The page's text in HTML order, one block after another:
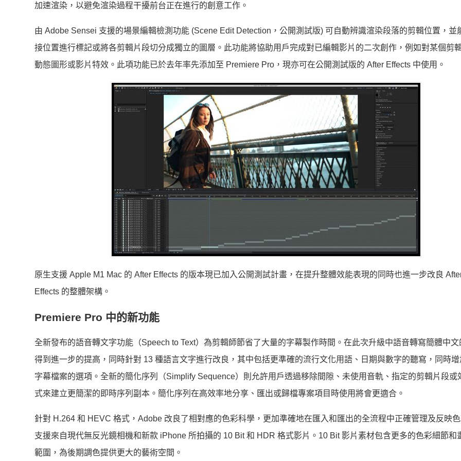
加速渲染，以避免渲染過程干擾前台正在進行的創意工作。
由 Adobe Sensei 支援的場景編輯檢測功能 (Scene Edit Detection，公開測試版) 可自動辨識渲染段落的剪輯位置，並
接位置進行標記或將各剪輯片段切分成獨立的圖層。此功能將協助用戶完成對已編輯影片的二次創作，例如對某個剪
動態圖形或影片特效。此項功能已於去年率先添加至 Premiere Pro，現亦可在公開測試版的 After Effects 中使用。
原生支援 Apple M1 Mac 的 After Effects 的版本現已加入公開測試計畫，在提升整體效能表現的同時也進一步改良
Effects 的整體架構。
Premiere Pro 中的新功能
全新發布的語音轉文字功能（Speech to Text）為剪輯師節省了大量的字幕製作時間。在此次升級中語音轉寫簡體中
得到進一步的提高，同時針對 13 種語言文字進行改良，其中包括更準確的流行文化用語、日期與數字的聽寫，同時
字幕檔案的選項。全新的簡化序列（Simplify Sequence）則允許用戶透過移除間隙、未使用音軌、指定的剪輯片段或
式來建立更簡潔的即時序列副本。簡化序列在高效率地分享、匯出或歸檔專案項目時使用將會更適合。
針對 H.264 和 HEVC 格式，Adobe 改良了相對應的色彩科學，更加準確地在匯入和匯出的全流程中正確管理及反映
支援來自現代無反光鏡相機和新款 iPhone 所拍攝的 10 Bit 和 HDR 格式影片。10 Bit 影片素材包含更多的色彩細節和
範圍，為後期調色提供更大的藝術空間。